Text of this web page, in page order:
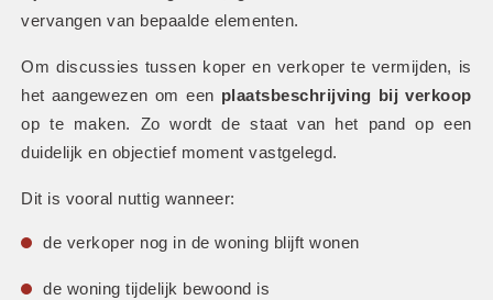
vervangen van bepaalde elementen.
Om discussies tussen koper en verkoper te vermijden, is
het aangewezen om een plaatsbeschrijving bij verkoop
op te maken. Zo wordt de staat van het pand op een
duidelijk en objectief moment vastgelegd.
Dit is vooral nuttig wanneer:
de verkoper nog in de woning blijft wonen
de woning tijdelijk bewoond is